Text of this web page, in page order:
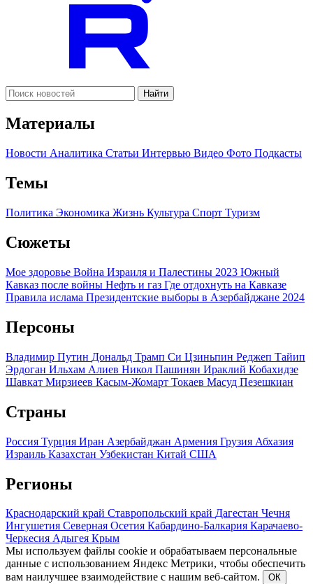
Найти
Материалы
Новости Аналитика Статьи Интервью Видео Фото Подкасты
Темы
Политика Экономика Жизнь Культура Спорт Туризм
Сюжеты
Мое здоровье Война Израиля и Палестины 2023 Южный
Кавказ после войны Нефть и газ Где отдохнуть на Кавказе
Правила ислама Президентские выборы в Азербайджане 2024
Персоны
Владимир Путин Дональд Трамп Си Цзиньпин Реджеп Тайип
Эрдоган Ильхам Алиев Никол Пашинян Ираклий Кобахидзе
Шавкат Мирзиеев Касым-Жомарт Токаев Масуд Пезешкиан
Страны
Россия Турция Иран Азербайджан Армения Грузия Абхазия
Израиль Казахстан Узбекистан Китай США
Регионы
Краснодарский край Ставропольский край Дагестан Чечня
Ингушетия Северная Осетия Кабардино-Балкария Карачаево-
Черкесия Адыгея Крым
Мы используем файлы cookie и обрабатываем персональные
данные с использованием Яндекс Метрики, чтобы обеспечить
вам наилучшее взаимодействие с нашим веб-сайтом.
ОК